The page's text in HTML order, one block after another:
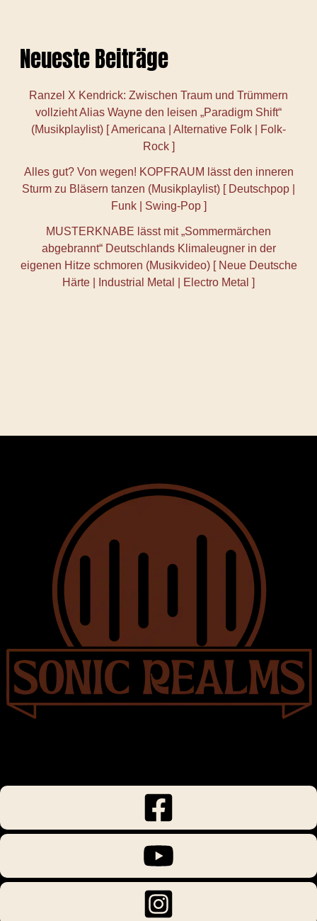
Neueste Beiträge
Ranzel X Kendrick: Zwischen Traum und Trümmern
vollzieht Alias Wayne den leisen „Paradigm Shift“
(Musikplaylist) [ Americana | Alternative Folk | Folk-
Rock ]
Alles gut? Von wegen! KOPFRAUM lässt den inneren
Sturm zu Bläsern tanzen (Musikplaylist) [ Deutschpop |
Funk | Swing-Pop ]
MUSTERKNABE lässt mit „Sommermärchen
abgebrannt“ Deutschlands Klimaleugner in der
eigenen Hitze schmoren (Musikvideo) [ Neue Deutsche
Härte | Industrial Metal | Electro Metal ]